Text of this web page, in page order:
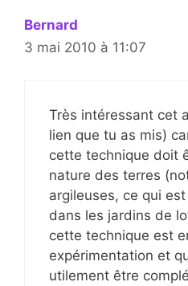
Bernard
3 mai 2010 à 11:07
Très intéressant cet
lien que tu as mis)
cette technique doit
nature des terres
argileuses, ce qui
dans les jardins de
cette technique est
expérimentation et
utilement être